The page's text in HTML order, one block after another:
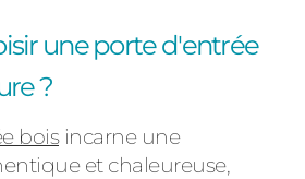
une porte d'entrée
?
boisincarne une
et chaleureuse,